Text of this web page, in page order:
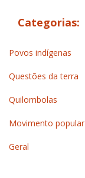
Categorias:
Povos indígenas
Questões da terra
Quilombolas
Movimento popular
Geral